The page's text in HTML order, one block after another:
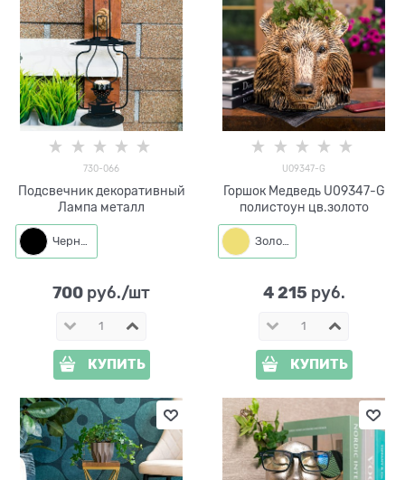
730-066
Подсвечник декоративный
Лампа металл
Черный
700 руб./шт
КУПИТЬ
U09347-G
Горшок Медведь U09347-G
полистоун цв.золото
Золото
4 215 руб.
КУПИТЬ